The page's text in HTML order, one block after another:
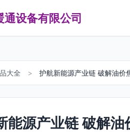
通设备有限公司
大全 > 护航新能源产业链 破解油
能源产业链 破解